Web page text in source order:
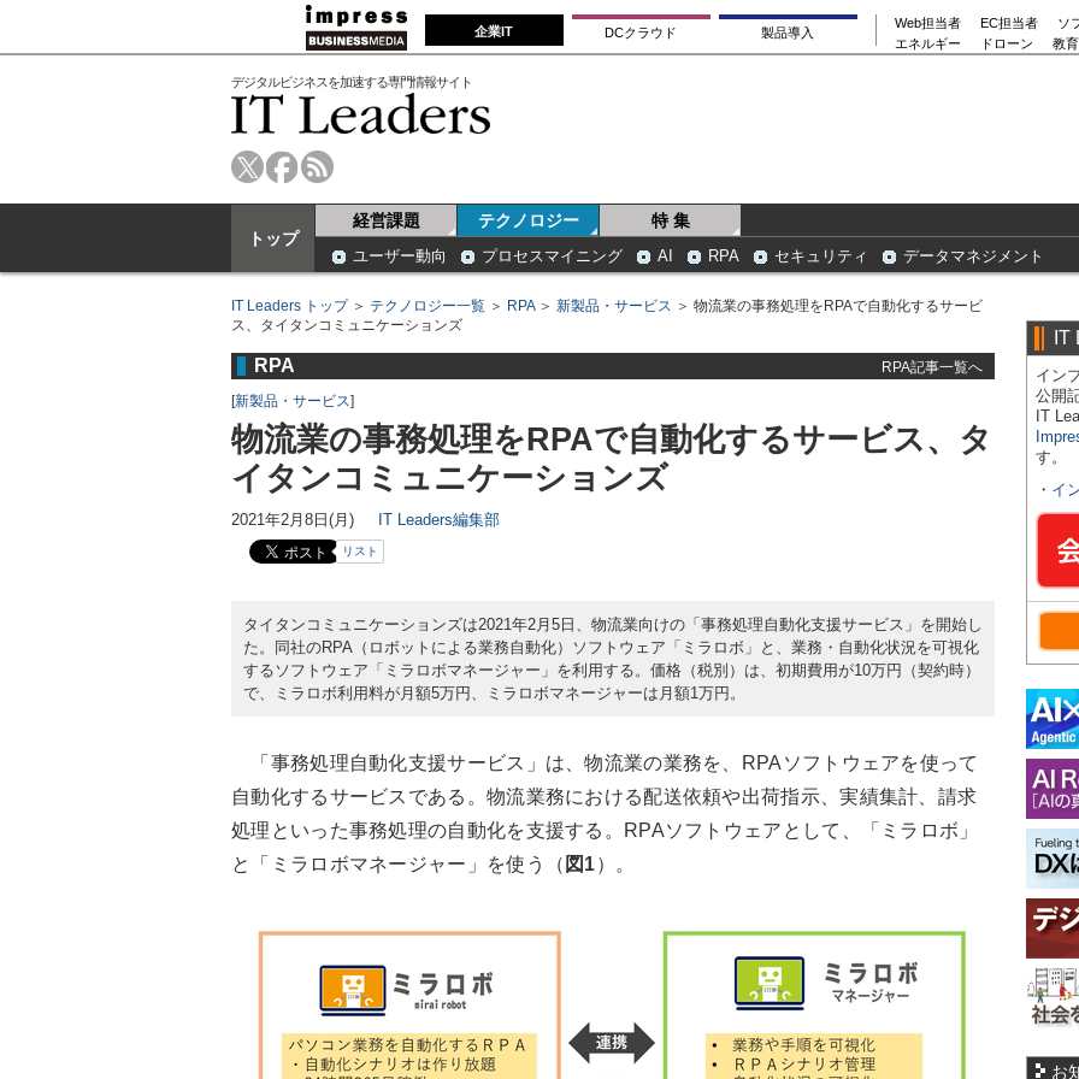
企業IT DCクラウド 製品導入
Web担当者 EC担当者
ソ
エネルギー
ドローン 教
デジタルビジネスを加速する専門情報サイト
トップ
経営課題 テクノロジー 特 集
ユーザー動向 プロセスマイニング AI RPA セキュリティ データマネジメント
IT Leaders トップ＞ テクノロジー一覧 ＞ RPA＞ 新製品・サービス ＞ 物流業の事務処理をRPAで自動化するサービ
ス、タイタンコミュニケーションズ
RPA
RPA記事一覧へ
[新製品・サービス]
物流業の事務処理をRPAで自動化するサービス、タ
イタンコミュニケーションズ
2021年2月8日(月) IT Leaders編集部
リスト
タイタンコミュニケーションズは2021年2月5日、物流業向けの「事務処理自動化支援サービス」を開始し
た。同社のRPA（ロボットによる業務自動化）ソフトウェア「ミラロボ」と、業務・自動化状況を可視化
するソフトウェア「ミラロボマネージャー」を利用する。価格（税別）は、初期費用が10万円（契約時）
で、ミラロボ利用料が月額5万円、ミラロボマネージャーは月額1万円。
「事務処理自動化支援サービス」は、物流業の業務を、RPAソフトウェアを使って
自動化するサービスである。物流業務における配送依頼や出荷指示、実績集計、請求
処理といった事務処理の自動化を支援する。RPAソフトウェアとして、「ミラロボ」
と「ミラロボマネージャー」を使う（ 図1）。
IT
イン
公開
IT
す。
・ イ
お